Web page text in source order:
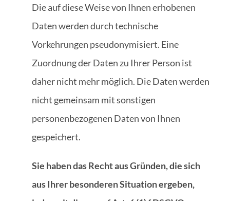
Die auf diese Weise von Ihnen erhobenen
Daten werden durch technische
Vorkehrungen pseudonymisiert. Eine
Zuordnung der Daten zu Ihrer Person ist
daher nicht mehr möglich. Die Daten werden
nicht gemeinsam mit sonstigen
personenbezogenen Daten von Ihnen
gespeichert.
Sie haben das Recht aus Gründen, die sich
aus Ihrer besonderen Situation ergeben,